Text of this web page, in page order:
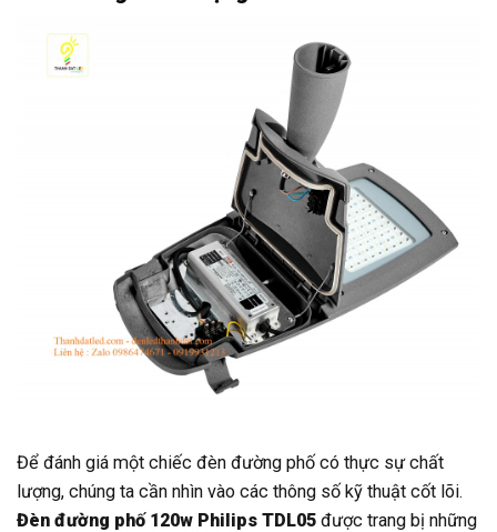
Để đánh giá một chiếc đèn đường phố có thực sự chất
lượng, chúng ta cần nhìn vào các thông số kỹ thuật cốt lõi.
Đèn đường phố 120w Philips TDL05 được trang bị những